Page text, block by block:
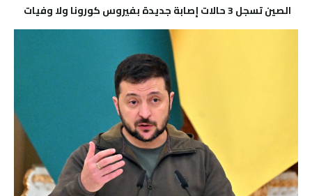
الصين تسجل 3 حالات إصابة جديدة بفيروس كورونا ولا وفيات